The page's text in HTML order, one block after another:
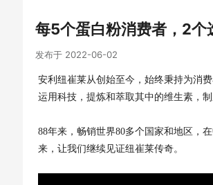
每5个蛋白粉消费者，2个
发布于 2022-06-02
安利纽崔莱从创始至今，始终秉持为消
运用科技，提炼和萃取其中的维生素，
88年来，畅销世界80多个国家和地区，
来，让我们继续见证纽崔莱传奇。